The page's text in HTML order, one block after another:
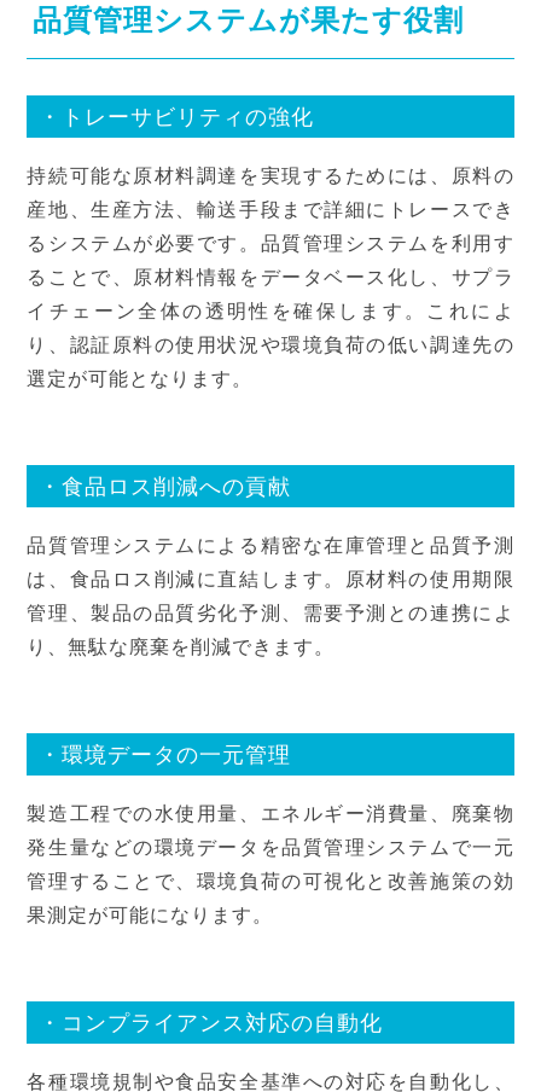
品質管理システムが果たす役割
・トレーサビリティの強化
持続可能な原材料調達を実現するためには、原料の
産地、生産方法、輸送手段まで詳細にトレースでき
るシステムが必要です。品質管理システムを利用す
ることで、原材料情報をデータベース化し、サプラ
イチェーン全体の透明性を確保します。これによ
り、認証原料の使用状況や環境負荷の低い調達先の
選定が可能となります。
・食品ロス削減への貢献
品質管理システムによる精密な在庫管理と品質予測
は、食品ロス削減に直結します。原材料の使用期限
管理、製品の品質劣化予測、需要予測との連携によ
り、無駄な廃棄を削減できます。
・環境データの一元管理
製造工程での水使用量、エネルギー消費量、廃棄物
発生量などの環境データを品質管理システムで一元
管理することで、環境負荷の可視化と改善施策の効
果測定が可能になります。
・コンプライアンス対応の自動化
各種環境規制や食品安全基準への対応を自動化し、